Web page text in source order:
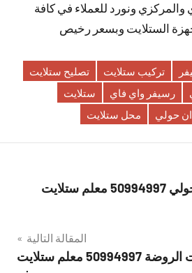
والمركزي ونورد للعملاء في كافة
الستلايت وبسعر رخيص
تركيب ستلايت
تصليح ستلايت
رسيفر واي فاي
ستلايت
حولي
محل ستلايت
فني تركيب ستلايت حولي 50994997 معلم ستلايت
المقالة التالية
فني تركيب ستلايت الروضة 50994997 معلم ستلايت